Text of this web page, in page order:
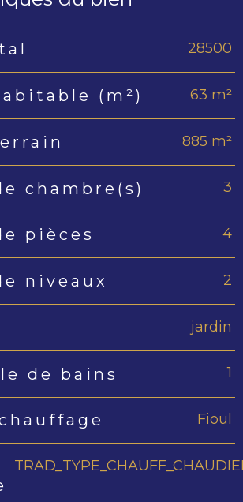
28500
(m²) 63 m²
885 m²
chambre(s) 3
pièces 4
niveaux 2
jardin
de bains 1
Fioul